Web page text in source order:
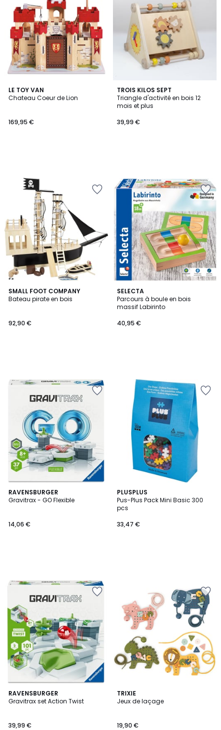
LE TOY VAN
Chateau Coeur de Lion
169,95 €
TROIS KILOS SEPT
Triangle d'activité en bois 12
mois et plus
39,99 €
SMALL FOOT COMPANY
Bateau pirate en bois
92,90 €
SELECTA
Parcours à boule en bois
massif Labirinto
40,95 €
RAVENSBURGER
Gravitrax - GO Flexible
14,06 €
PLUSPLUS
Pus-Plus Pack Mini Basic 300
pcs
33,47 €
RAVENSBURGER
Gravitrax set Action Twist
39,99 €
TRIXIE
Jeux de laçage
19,90 €